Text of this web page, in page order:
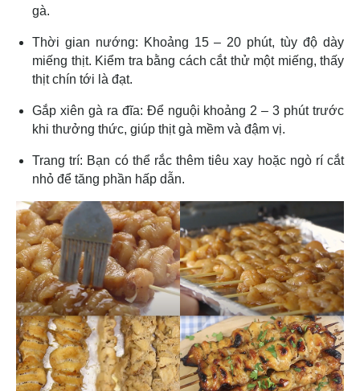
gà.
Thời gian nướng: Khoảng 15 – 20 phút, tùy độ dày
miếng thịt. Kiểm tra bằng cách cắt thử một miếng, thấy
thịt chín tới là đạt.
Gắp xiên gà ra đĩa: Để nguội khoảng 2 – 3 phút trước
khi thưởng thức, giúp thịt gà mềm và đậm vị.
Trang trí: Bạn có thể rắc thêm tiêu xay hoặc ngò rí cắt
nhỏ để tăng phần hấp dẫn.